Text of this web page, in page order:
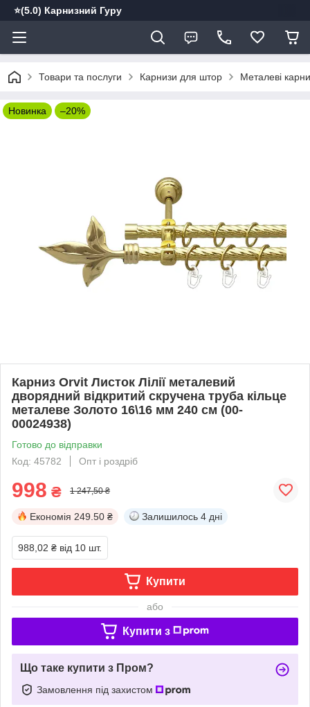
⭐️(5.0) Карнизний Гуру
Товари та послуги Карнизи для штор Металеві
Новинка –20%
Карниз Orvit Листок Лілії металевий
дворядний відкритий скручена труба кільце
металеве Золото 16\16 мм 240 см (00-
00024938)
Готово до відправки
Код: 45782
Опт і роздріб
998 ₴ 1 247,50 ₴
Економія 249.50 ₴ Залишилось 4 дні
988,02 ₴ від 10 шт.
Купити
або
Купити з
Що таке купити з Пром?
Замовлення під захистом